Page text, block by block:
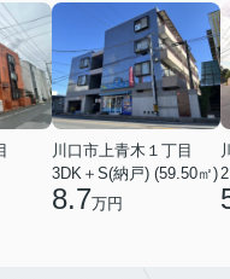
川口市上青木１丁目
3DK＋S(納戸) (59.50㎡)
8.7万円